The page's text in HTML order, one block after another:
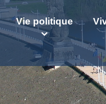
Vie politique